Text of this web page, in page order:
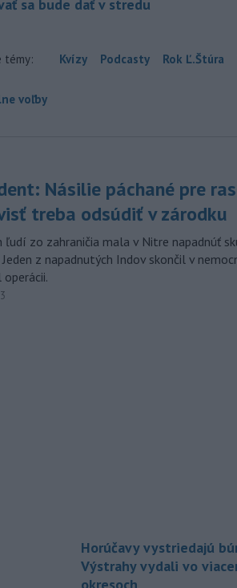
sa bude dať v stredu
témy: Kvízy Podcasty Rok Ľ.Štúra
voľby
Násilie páchané pre
treba odsúdiť v zárodku
ľudí zo zahraničia mala v Nitre napadnúť
Jeden z napadnutých Indov skončil v
Horúčavy vystriedajú
Výstrahy vydali vo